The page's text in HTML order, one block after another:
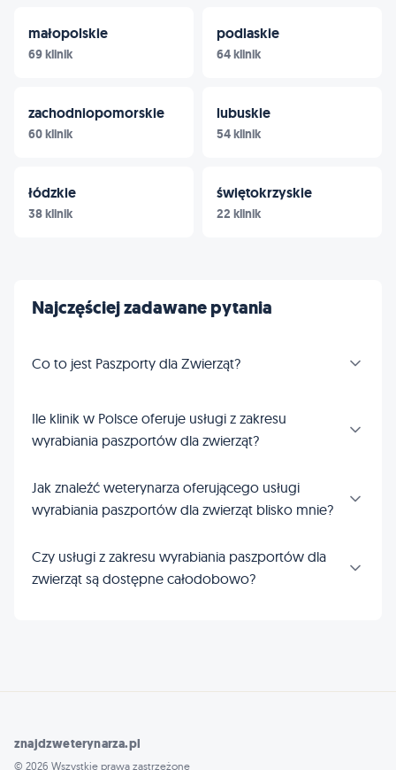
małopolskie
69 klinik
podlaskie
64 klinik
zachodniopomorskie
60 klinik
lubuskie
54 klinik
łódzkie
38 klinik
świętokrzyskie
22 klinik
Najczęściej zadawane pytania
Co to jest Paszporty dla Zwierząt?
Ile klinik w Polsce oferuje usługi z zakresu
wyrabiania paszportów dla zwierząt?
Jak znaleźć weterynarza oferującego usługi
wyrabiania paszportów dla zwierząt blisko mnie?
Czy usługi z zakresu wyrabiania paszportów dla
zwierząt są dostępne całodobowo?
znajdzweterynarza.pl
© 2026 Wszystkie prawa zastrzeżone